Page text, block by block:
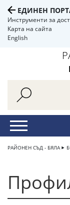
ЕДИНЕН
Инструменти за
Карта на сайта
English
РАЙОНЕН СЪД - БЯЛА